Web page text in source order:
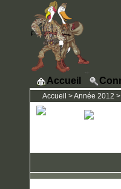
Accueil
Accueil >Année 2012 >